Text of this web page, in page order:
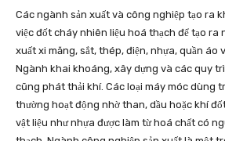
Các ngành sản xuất và công nghiệp tạo ra
việc đốt cháy nhiên liệu hoá thạch để tạo ra
xuất xi măng, sắt, thép, điện, nhựa, quần áo
Ngành khai khoáng, xây dựng và các quy
cũng phát thải khí. Các loại máy móc dùng
thường hoạt động nhờ than, dầu hoặc khí
vật liệu như nhựa được làm từ hoá chất có